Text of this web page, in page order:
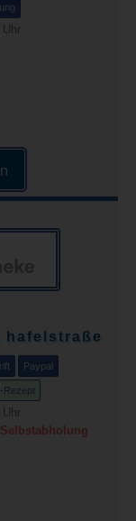
hafelstraße
Paypal
Rezept